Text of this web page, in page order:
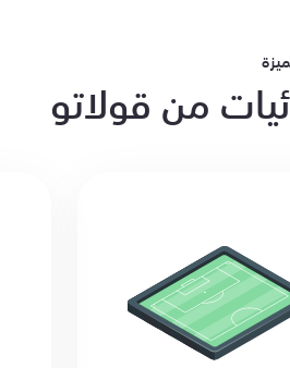
من قولاتو